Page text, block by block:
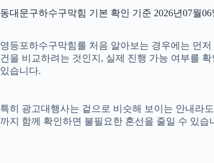
동대문구하수구막힘 기본 확인 기준 2026년07월06
영등포하수구막힘를 처음 알아보는 경우에는 먼
건을 비교하려는 것인지, 실제 진행 가능 여부를
있습니다.
특히 광고대행사는 겉으로 비슷해 보이는 안내라
까지 함께 확인하면 불필요한 혼선을 줄일 수 있